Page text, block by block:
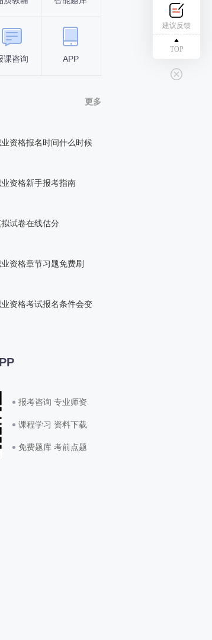
课咨询 APP
更多
资格报名时间什么时候
资格新手报考指南
试卷在线估分
资格章节习题免费刷
资格考试报名条件会变
报考咨询 专业师资
课程学习 资料下载
免费题库 考前点题
建议反馈
TOP